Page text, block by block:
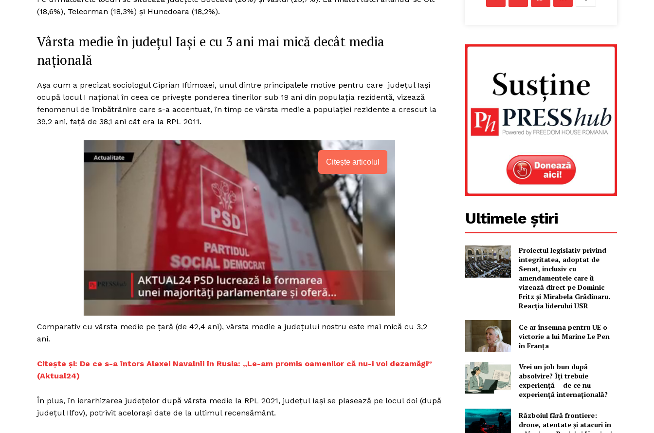
Un proiect
Despre noi / Echipa
Contact
(18,6%), Teleorman (18,3%) și Hunedoara (18,2%).
Vârsta medie în județul Iași e cu 3 ani mai mică decât media
națională
Așa cum a precizat sociologul Ciprian Iftimoaei, unul dintre principalele motive pentru care județul Iași
ocupă locul I național în ceea ce privește ponderea tinerilor sub 19 ani din populația rezidentă, vizează
fenomenul de îmbătrânire care s-a accentuat, în timp ce vârsta medie a populaţiei rezidente a crescut la
39,2 ani, faţă de 38,1 ani cât era la RPL 2011.
Citește articolul
Comparativ cu vârsta medie pe ţară (de 42,4 ani), vârsta medie a judeţului nostru este mai mică cu 3,2
ani.
Citește și: De ce s-a întors Alexei Navalnîi în Rusia: „Le-am promis oamenilor că nu-i voi dezamăgi”
(Aktual24)
În plus, în ierarhizarea judeţelor după vârsta medie la RPL 2021, judeţul Iaşi se plasează pe locul doi (după
judeţul Ilfov), potrivit acelorași date de la ultimul recensământ.
Ultimele știri
Proiectul legislativ privind
integritatea, adoptat de
Senat, inclusiv cu
amendamentele care îi
vizează direct pe Dominic
Fritz și Mirabela Grădinaru.
Reacția liderului USR
Ce ar însemna pentru UE o
victorie a lui Marine Le Pen
în Franța
Vrei un job bun după
absolvire? Îți trebuie
experiență – de ce nu
experiență internațională?
Războiul fără frontiere:
drone, atentate și atacuri în